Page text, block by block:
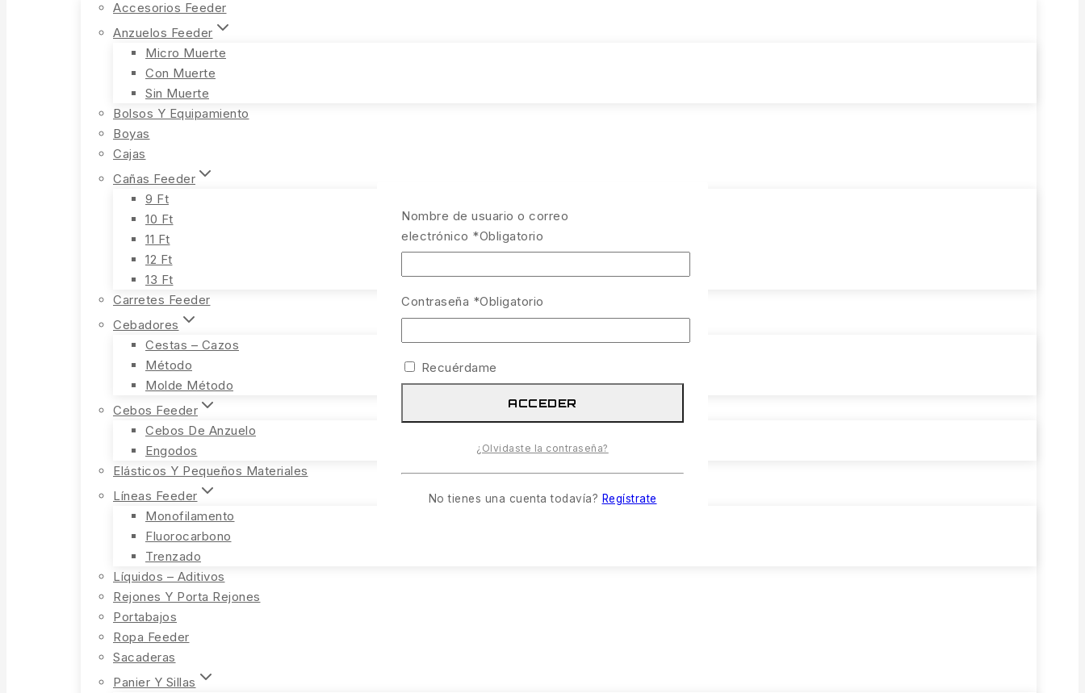
Accesorios Feeder
Anzuelos Feeder
Micro Muerte
Con Muerte
Sin Muerte
Bolsos Y Equipamiento
Boyas
Cajas
Cañas Feeder
9 Ft
10 Ft
11 Ft
12 Ft
13 Ft
Carretes Feeder
Cebadores
Cestas – Cazos
Método
Molde Método
Cebos Feeder
Cebos De Anzuelo
Engodos
Elásticos Y Pequeños Materiales
Líneas Feeder
Monofilamento
Fluorocarbono
Trenzado
Líquidos – Aditivos
Rejones Y Porta Rejones
Portabajos
Ropa Feeder
Sacaderas
Panier Y Sillas
Nombre de usuario o correo
electrónico *Obligatorio
Contraseña *Obligatorio
Recuérdame
ACCEDER
¿Olvidaste la contraseña?
No tienes una cuenta todavía? Regístrate